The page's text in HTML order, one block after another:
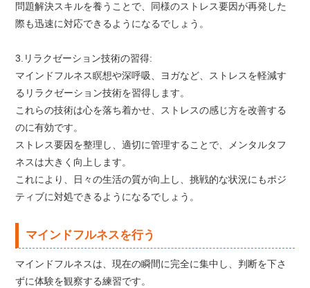
問題解決スキルを養うことで、同様のストレス要因が再発した
際も迅速に対応できるようになるでしょう。
3.リラクゼーション技術の習得:
マインドフルネス瞑想や深呼吸、ヨガなど、ストレスを軽減す
るリラクゼーション技術を習得します。
これらの技術は心を落ち着かせ、ストレスの感じ方を改善する
のに有効です。
ストレス要因を整理し、適切に管理することで、メンタルタフ
ネスは大きく向上します。
これにより、日々の生活の質が向上し、挑戦的な状況にもポジ
ティブに対処できるようになるでしょう。
マインドフルネスを行う
マインドフルネスは、現在の瞬間に完全に集中し、判断を下さ
ずに体験を観察する練習です。